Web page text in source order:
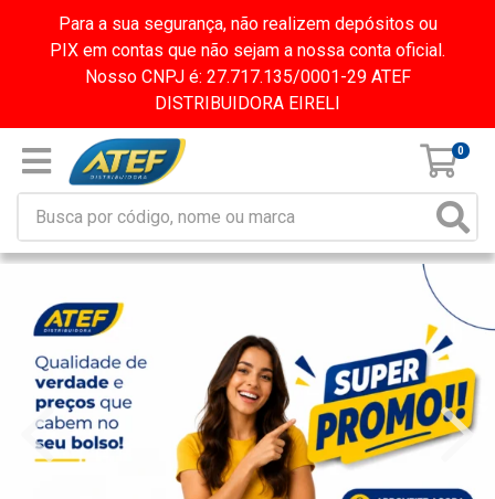
Para a sua segurança, não realizem depósitos ou
PIX em contas que não sejam a nossa conta oficial.
Nosso CNPJ é: 27.717.135/0001-29 ATEF
DISTRIBUIDORA EIRELI
0